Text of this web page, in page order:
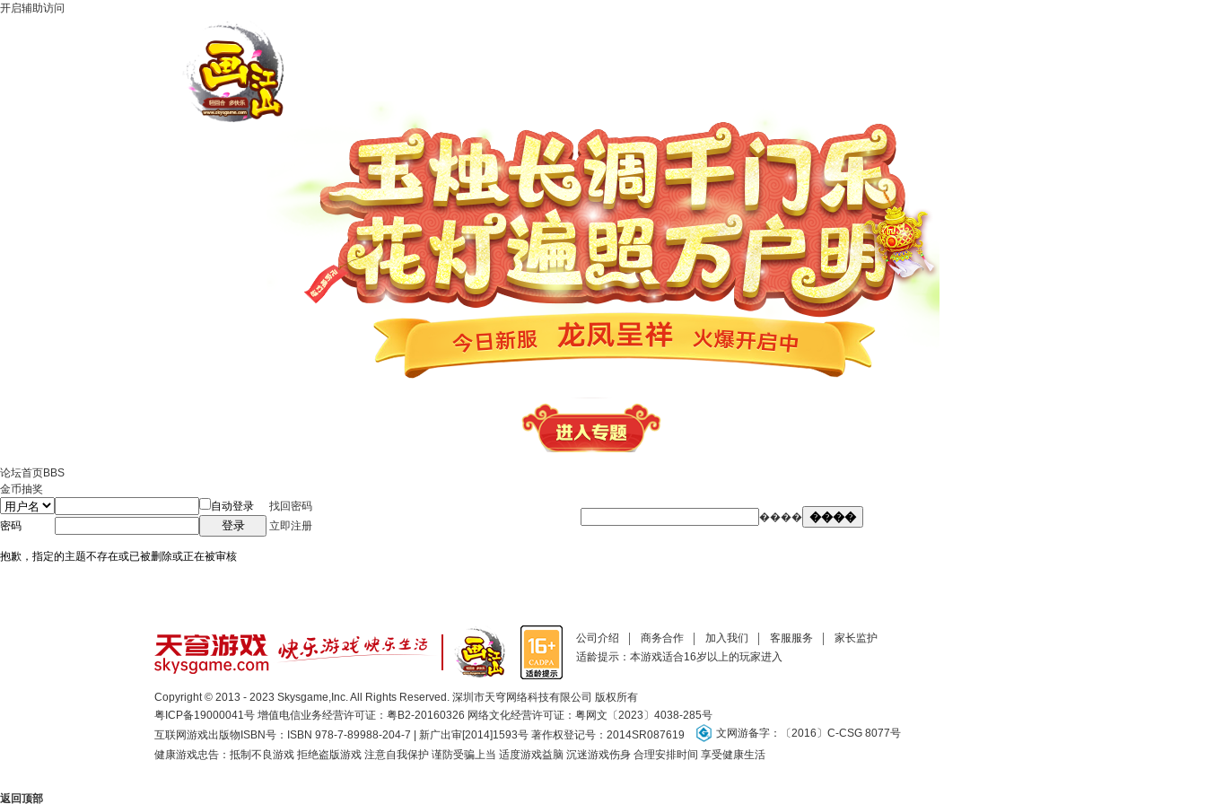
开启辅助访问
论坛首页BBS
金币抽奖
自动登录
找回密码
密码
登录 立即注册
���� ����
抱歉，指定的主题不存在或已被删除或正在被审核
公司介绍 商务合作 加入我们 客服服务
家长监护
适龄提示：本游戏适合16岁以上的玩家进入
Copyright © 2013 - 2023 Skysgame,Inc. All Rights Reserved. 深圳市天穹网络科技有限公司 版权所有
粤ICP备19000041号 增值电信业务经营许可证：粤B2-20160326 网络文化经营许可证： 粤网文〔2023〕4038-285号
互联网游戏出版物ISBN号：ISBN 978-7-89988-204-7 | 新广出审[2014]1593号 著作权登记号：2014SR087619
文网游备字：〔2016〕C-CSG 8077号
健康游戏忠告：抵制不良游戏 拒绝盗版游戏 注意自我保护 谨防受骗上当 适度游戏益脑 沉迷游戏伤身 合理安排时间 享受健康生活
返回顶部